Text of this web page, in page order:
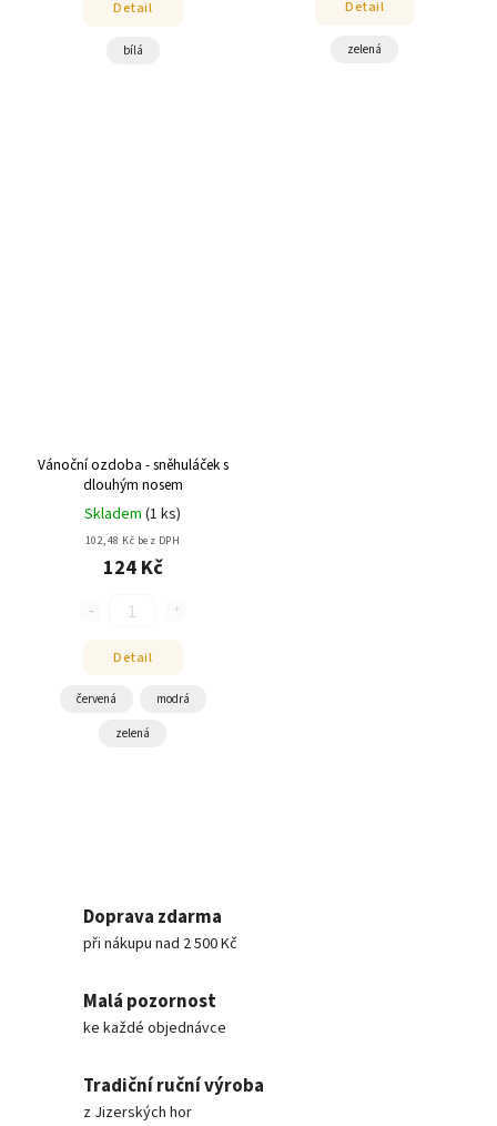
Detail
bílá
Detail
zelená
Vánoční ozdoba - sněhuláček s
dlouhým nosem
Skladem (1 ks)
102,48 Kč bez DPH
124 Kč
Detail
červená modrá
zelená
Doprava zdarma
při nákupu nad 2 500 Kč
Malá pozornost
ke každé objednávce
Tradiční ruční výroba
z Jizerských hor